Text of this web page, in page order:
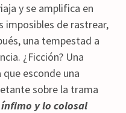
y se amplifica en
imposibles de rastrear,
una tempestad a
¿Ficción? Una
esconde una
sobre la trama
y lo colosal